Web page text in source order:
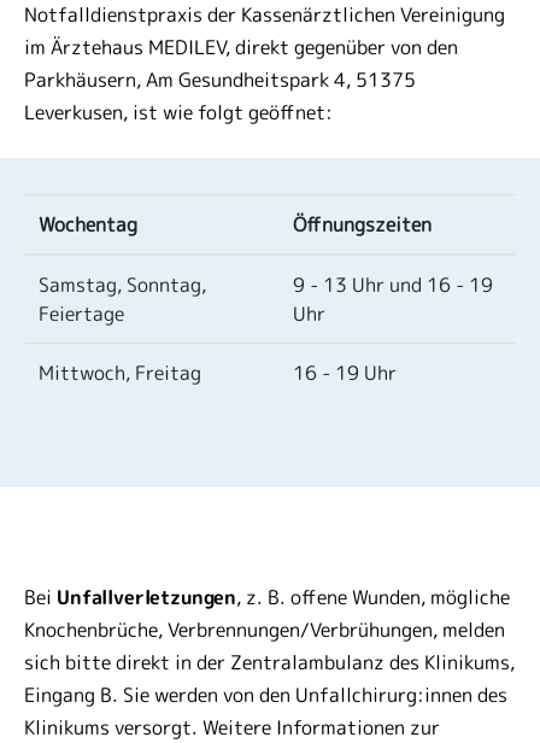
Notfalldienstpraxis der Kassenärztlichen Vereinigung
im Ärztehaus MEDILEV, direkt gegenüber von den
Parkhäusern, Am Gesundheitspark 4, 51375
Leverkusen, ist wie folgt geöffnet:
Wochentag Öffnungszeiten
Samstag, Sonntag,
Feiertage
9 - 13 Uhr und 16 - 19
Uhr
Mittwoch, Freitag 16 - 19 Uhr
Bei Unfallverletzungen, z. B. offene Wunden, mögliche
Knochenbrüche, Verbrennungen/Verbrühungen, melden
sich bitte direkt in der Zentralambulanz des Klinikums,
Eingang B. Sie werden von den Unfallchirurg:innen des
Klinikums versorgt. Weitere Informationen zur